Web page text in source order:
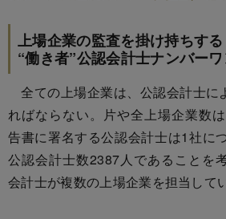
上場企業の監査を掛け持ちする
“働き者”公認会計士ナンバーワ
全ての上場企業は、公認会計士に
ればならない。片や全上場企業数
告書に署名する公認会計士は1社に
公認会計士数2387人であることを
会計士が複数の上場企業を担当して